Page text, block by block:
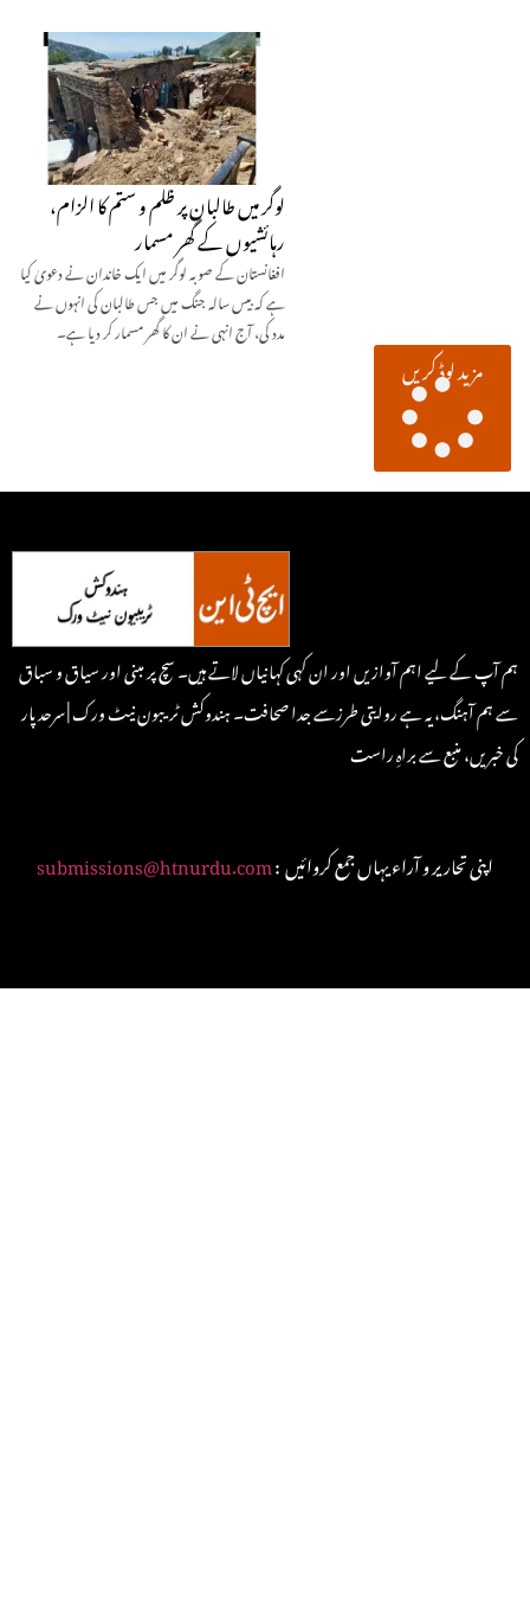
لوگر میں طالبان پر ظلم و ستم کا الزام،
رہائشیوں کے گھر مسمار
افغانستان کے صوبہ لوگر میں ایک خاندان نے دعویٰ کیا
ہے کہ بیس سالہ جنگ میں جس طالبان کی انہوں نے
مدد کی، آج انہی نے ان کا گھر مسمار کر دیا ہے۔
مزید لوڈ کریں
ہم آپ کے لیے اہم آوازیں اور ان کہی کہانیاں لاتے ہیں۔ سچ پر مبنی اور سیاق و سباق
سے ہم آہنگ، یہ ہے روایتی طرزسے جدا صحافت۔ ہندوکش ٹریبون نیٹ ورک | سرحد پار
کی خبریں، منبع سے براہِ راست
submissions@htnurdu.com : اپنی تحاریر و آراء یہاں جمع کروائیں